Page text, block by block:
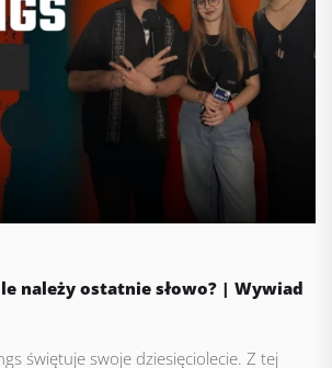
należy ostatnie słowo? | Wywiad
świętuje swoje dziesięciolecie. Z tej